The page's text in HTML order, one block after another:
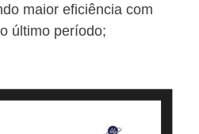
maior eficiência com
último período;